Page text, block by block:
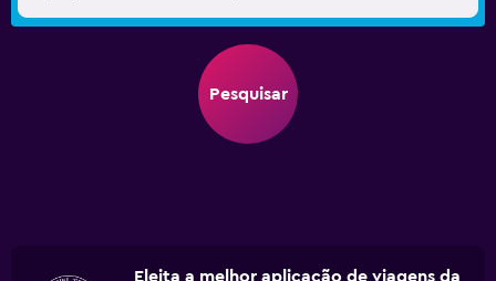
Pesquisar
Eleita a melhor aplicação de viagens da